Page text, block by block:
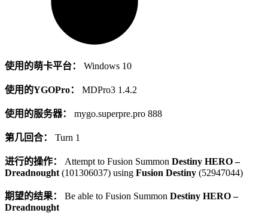
使用的萌卡平台： Windows 10
使用的YGOPro： MDPro3 1.4.2
使用的服务器： mygo.superpre.pro 888
第几回合： Turn 1
进行的操作： Attempt to Fusion Summon Destiny HERO –
Dreadnought (101306037) using Fusion Destiny (52947044)
期望的结果： Be able to Fusion Summon Destiny HERO –
Dreadnought